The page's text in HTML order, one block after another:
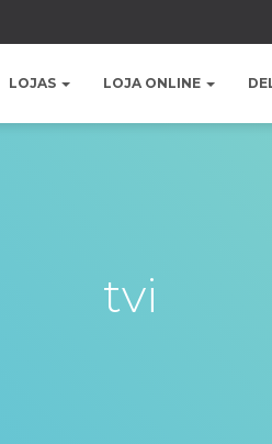
LOJAS LOJA ONLINE
tvi